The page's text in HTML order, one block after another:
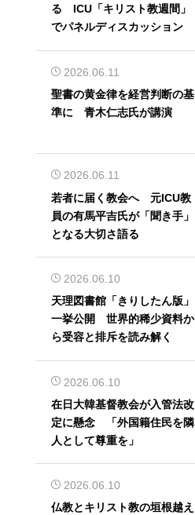
る ICU「キリスト教週間」
でパネルディスカッション
2026.06.11
聖書の黄金律を経営判断の基
準に 青木仁志氏が講演
2026.06.11
若者に届く教会へ 元ICU教
員の有馬平吉氏が「聞き手」
となる大切さ語る
2026.06.10
天理図書館「きりしたん版」
一挙公開 世界的稀少資料か
ら受容と排斥を読み解く
2026.06.10
在日大韓基督教会が入管法改
定に懸念 「外国籍住民を隣
人として尊重を」
2026.06.10
仏教とキリスト教の垣根越え